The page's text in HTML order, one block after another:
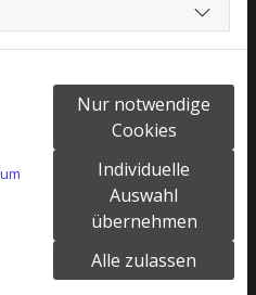
Kunden Bäder mit
ist es egal, ob es
oder ein
Bereich werden soll.
Wunsch und
Schritt: von der ersten
Nur notwendige
Cookies
Individuelle
Auswahl
übernehmen
Alle zulassen